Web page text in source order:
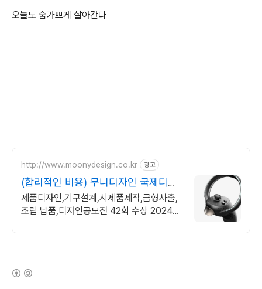
오늘도 숨가쁘게 살아간다
http://www.moonydesign.co.kr 광고
(합리적인 비용) 무니디자인 국제디자
인어워드 레드닷 수상
제품디자인,기구설계,시제품제작,금형사출,
조립 납품,디자인공모전 42회 수상 2024